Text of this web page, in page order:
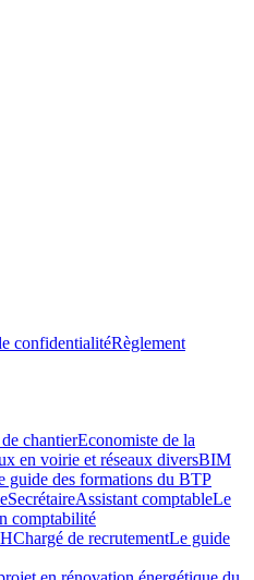
confidentialitéRèglement
chantierEconomiste de la
en voirie et réseaux diversBIM
guide des formations du BTP
SecrétaireAssistant comptableLe
comptabilité
Chargé de recrutementLe guide